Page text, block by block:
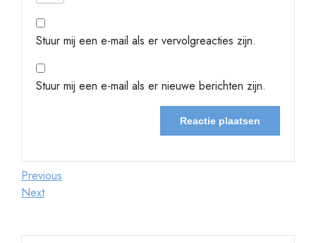
Stuur mij een e-mail als er vervolgreacties zijn.
Stuur mij een e-mail als er nieuwe berichten zijn.
Berichtnavigatie
Previous
Post
Previous
Next
Next